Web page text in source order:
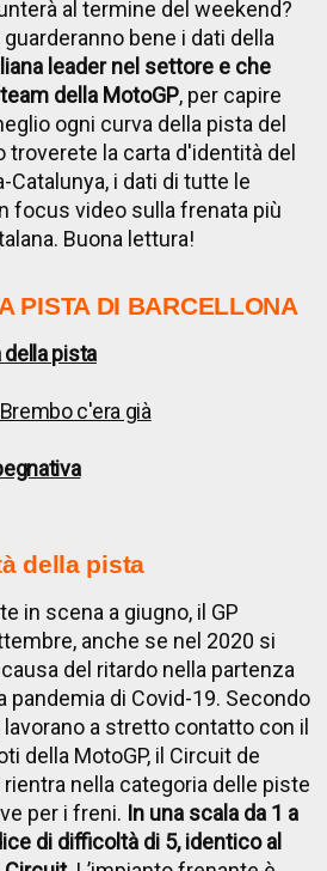
al termine del weekend?
bene i dati della
leader nel settore e che
della MotoGP, per capire
ogni curva della pista del
troverete la carta d'identità del
Catalunya, i dati di tutte le
focus video sulla frenata più
Buona lettura!
PISTA DI BARCELLONA
della pista
c'era già
della pista
in scena a giugno, il GP
anche se nel 2020 si
del ritardo nella partenza
pandemia di Covid-19. Secondo
a stretto contatto con il
della MotoGP, il Circuit de
nella categoria delle piste
per i freni. In una scala da 1 a
di difficoltà di 5, identico al